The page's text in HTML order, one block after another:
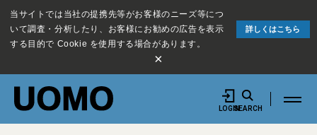
当サイトでは当社の提携先等がお客様のニーズ等につ
いて調査・分析したり、お客様にお勧めの広告を表示
する目的で Cookie を使用する場合があります。
詳しくはこちら
×
LOGINSEARCH